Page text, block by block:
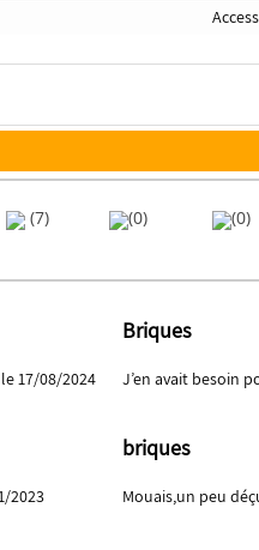
(7) (0) (0)
Briques
17/08/2024 J’en avait besoin
briques
2023 Mouais,un peu